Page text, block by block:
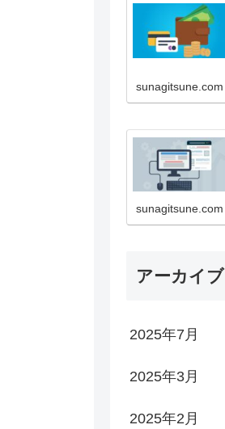
sunagitsune.com
sunagitsune.com
アーカイブ
2025年7月
2025年3月
2025年2月